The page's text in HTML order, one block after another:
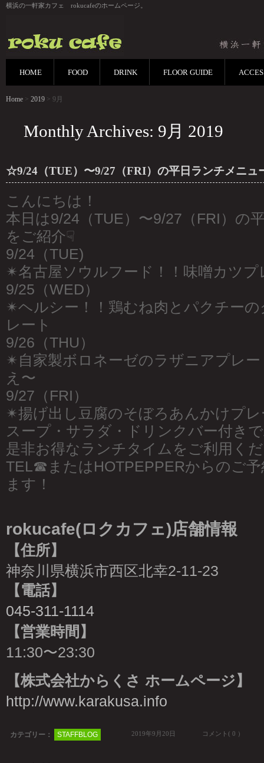
横浜の一軒家カフェ rokucafeのホームページ。
HOME FOOD DRINK FLOOR GUIDE
Home > 2019 > 9月
Monthly Archives: 9月 2019
☆9/24（TUE）〜9/27（FRI）の平日ランチメニ
こんにちは！
本日は9/24（TUE）〜9/27（FRI）の
をご紹介☟
9/24（TUE)
✴︎名古屋ソウルフード！！味噌カツプ
9/25（WED）
✴︎ヘルシー！！鶏むね肉とパクチー
レート
9/26（THU）
✴︎自家製ボロネーゼのラザニアプレ
え〜
9/27（FRI）
✴︎揚げ出し豆腐のそぼろあんかけプ
スープ・サラダ・ドリンクバー付き
是非お得なランチタイムをご利用く
TEL☎︎またはHOTPEPPERからのご
ます！
rokucafe(ロクカフェ)店舗情報
【住所】
神奈川県横浜市西区北幸2-11-23
【電話】
045-311-1114
【営業時間】
11:30〜23:30
【株式会社からくさ ホームページ】
http://www.karakusa.info
カテゴリー： STAFFBLOG 2019年9月20日 コメント( 0 ）